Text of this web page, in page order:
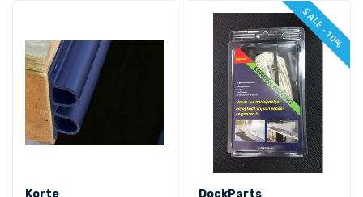
SALE -10%